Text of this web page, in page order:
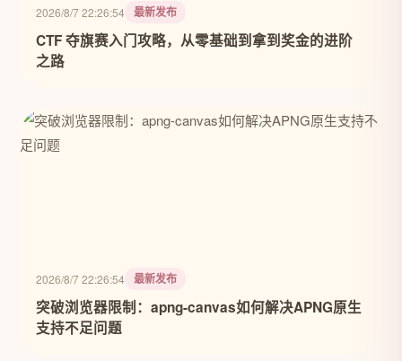
2026/8/7 22:26:54 最新发布
CTF 夺旗赛入门攻略，从零基础到拿到奖金的进阶
之路
2026/8/7 22:26:54 最新发布
突破浏览器限制：apng-canvas如何解决APNG原生
支持不足问题